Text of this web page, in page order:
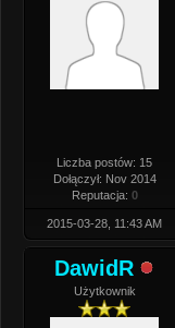
Liczba postów: 15
Dołączył: Nov 2014
Reputacja: 0
2015-03-28, 11:43 AM
DawidR
Użytkownik